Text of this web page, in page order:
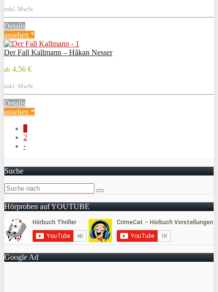
inkl. MwSt.
Details
ansehen *
Der Fall Kallmann – Håkan Nesser
ab 4,56 €
inkl. MwSt.
Details
ansehen *
2
›
Suche
Hörproben auf YOUTUBE
Google Ad